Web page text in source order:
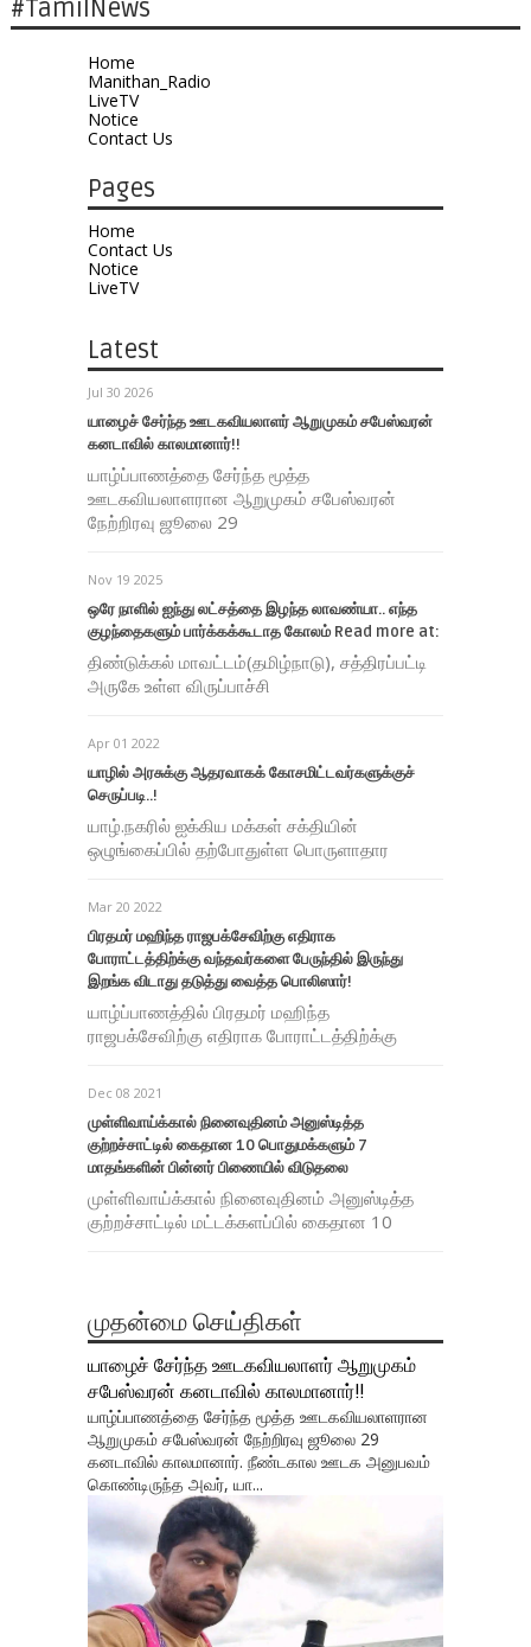
#TamilNews
Home
Manithan_Radio
LiveTV
Notice
Contact Us
Pages
Home
Contact Us
Notice
LiveTV
Latest
Jul 30 2026
யாழைச் சேர்ந்த ஊடகவியலாளர் ஆறுமுகம் சபேஸ்வரன்
கனடாவில் காலமானார்!!
யாழ்ப்பாணத்தை சேர்ந்த மூத்த
ஊடகவியலாளரான ஆறுமுகம் சபேஸ்வரன்
நேற்றிரவு ஜூலை 29
Nov 19 2025
ஒரே நாளில் ஐந்து லட்சத்தை இழந்த லாவண்யா.. எந்த
குழந்தைகளும் பார்க்கக்கூடாத கோலம் Read more at:
திண்டுக்கல் மாவட்டம்(தமிழ்நாடு), சத்திரப்பட்டி
அருகே உள்ள விருப்பாச்சி
Apr 01 2022
யாழில் அரசுக்கு ஆதரவாகக் கோசமிட்டவர்களுக்குச்
செருப்படி..!
யாழ்.நகரில் ஐக்கிய மக்கள் சக்தியின்
ஒழுங்கைப்பில் தற்போதுள்ள பொருளாதார
Mar 20 2022
பிரதமர் மஹிந்த ராஜபக்சேவிற்கு எதிராக
போராட்டத்திற்க்கு வந்தவர்களை பேருந்தில் இருந்து
இறங்க விடாது தடுத்து வைத்த பொலிஸார்!
யாழ்ப்பாணத்தில் பிரதமர் மஹிந்த
ராஜபக்சேவிற்கு எதிராக போராட்டத்திற்க்கு
Dec 08 2021
முள்ளிவாய்க்கால் நினைவுதினம் அனுஸ்டித்த
குற்றச்சாட்டில் கைதான 10 பொதுமக்களும் 7
மாதங்களின் பின்னர் பிணையில் விடுதலை
முள்ளிவாய்க்கால் நினைவுதினம் அனுஸ்டித்த
குற்றச்சாட்டில் மட்டக்களப்பில் கைதான 10
முதன்மை செய்திகள்
யாழைச் சேர்ந்த ஊடகவியலாளர் ஆறுமுகம்
சபேஸ்வரன் கனடாவில் காலமானார்!!
யாழ்ப்பாணத்தை சேர்ந்த மூத்த ஊடகவியலாளரான
ஆறுமுகம் சபேஸ்வரன் நேற்றிரவு ஜூலை 29
கனடாவில் காலமானார். நீண்டகால ஊடக அனுபவம்
கொண்டிருந்த அவர், யா...